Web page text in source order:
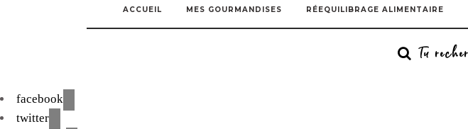
ACCUEIL MES GOURMANDISES RÉEQUILIBRAGE ALIMENTAIRE
facebook
twitter